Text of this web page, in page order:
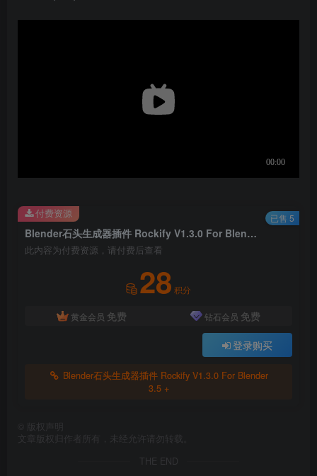
Blender石头生成器插件 Rockify V1.3.0 For Blender 3.5 +
此内容为付费资源，请付费后查看
28 积分
黄金会员 免费 钻石会员 免费
登录购买
Blender石头生成器插件 Rockify V1.3.0 For Blender
3.5 +
付费资源 已售 5
版权声明
文章版权归作者所有，未经允许请勿转载。
THE END